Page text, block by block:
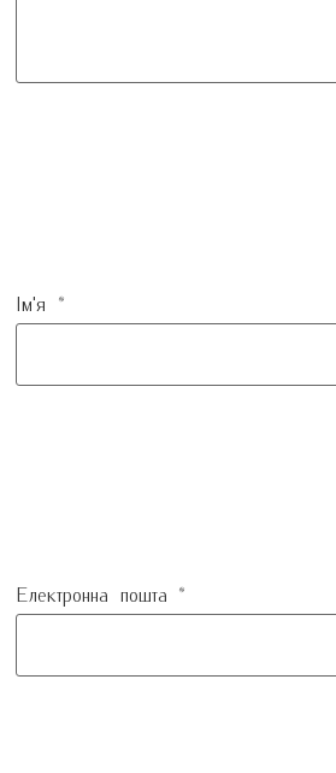
Ім'я *
Електронна пошта *